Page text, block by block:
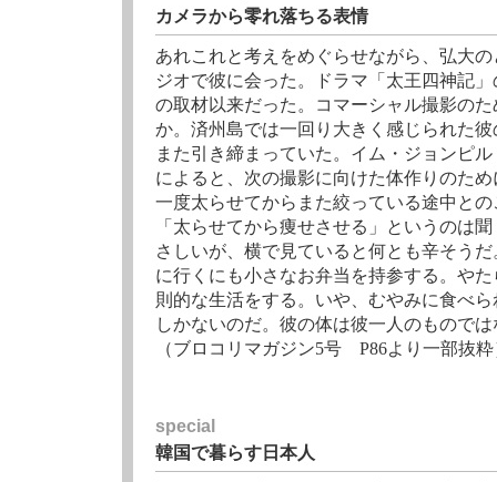
カメラから零れ落ちる表情
あれこれと考えをめぐらせながら、弘大
ジオで彼に会った。ドラマ「太王四神記
の取材以来だった。コマーシャル撮影のた
か。済州島では一回り大きく感じられた
また引き締まっていた。イム・ジョンピ
によると、次の撮影に向けた体作りのた
一度太らせてからまた絞っている途中との
「太らせてから痩せさせる」というのは
さしいが、横で見ていると何とも辛そう
に行くにも小さなお弁当を持参する。や
則的な生活をする。いや、むやみに食べ
しかないのだ。彼の体は彼一人のもので
（ブロコリマガジン5号 P86より一部抜粋
special
韓国で暮らす日本人